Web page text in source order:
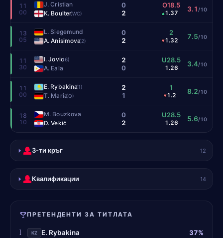
11
00
J. Cristian
K. Boulter(WC)
0
2
O18.5
▴1.37 3.1/10
13
05
L. Siegemund
A. Anisimova(2)
0
2
2
▾1.32 7.5/10
11
30
I. Jovic(6)
A. Eala
2
0
U28.5
1.26 3.4/10
11
00
E. Rybakina(1)
T. Maria(Q)
2
1
1
▾1.2 8.2/10
18
10
M. Bouzkova
D. Vekić
0
2
U28.5
1.26 5.6/10
3-ти кръг 12
Квалификации 14
ПРЕТЕНДЕНТИ ЗА ТИТЛАТА
1 KZ E. Rybakina 37%